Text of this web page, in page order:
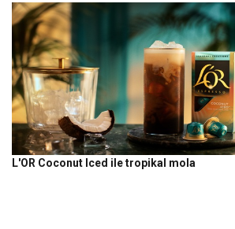
L'OR Coconut Iced ile tropikal mola